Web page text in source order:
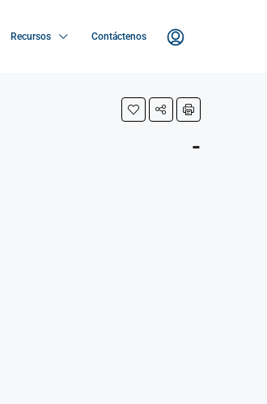
Recursos Contáctenos
-